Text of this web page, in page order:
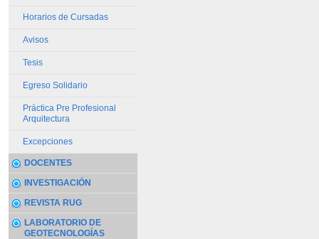
Horarios de Cursadas
Avisos
Tesis
Egreso Solidario
Práctica Pre Profesional
Arquitectura
Excepciones
DOCENTES
INVESTIGACIÓN
REVISTA RUG
LABORATORIO DE
GEOTECNOLOGÍAS